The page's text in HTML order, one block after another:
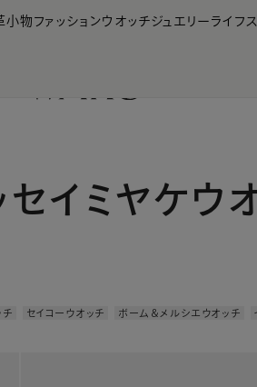
小物 ファッションウオッチジュエリー ライフ
セイミヤケウ
チ セイコーウオッチ ボーム＆メルシエウオッチ